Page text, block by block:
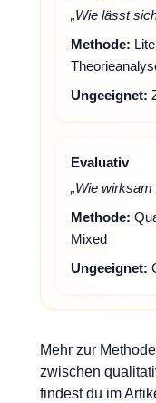
„Wie lässt
Methode:
Ungeeignet:
Evaluativ
„Wie
Methode:
Mixed
Ungeeignet:
Mehr zur
zwischen
findest du im